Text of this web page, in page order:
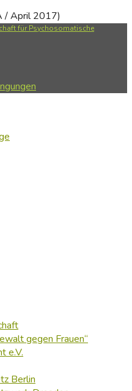
/ April 2017)
für Psychosomatische
gegen Frauen“
e.V.
Berlin